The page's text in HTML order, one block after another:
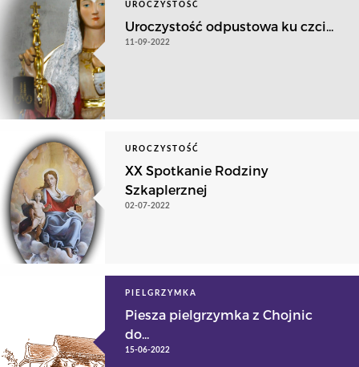
UROCZYSTOŚĆ
Uroczystość odpustowa ku czci...
11-09-2022
UROCZYSTOŚĆ
XX Spotkanie Rodziny
Szkaplerznej
02-07-2022
PIELGRZYMKA
Piesza pielgrzymka z Chojnic
do...
15-06-2022